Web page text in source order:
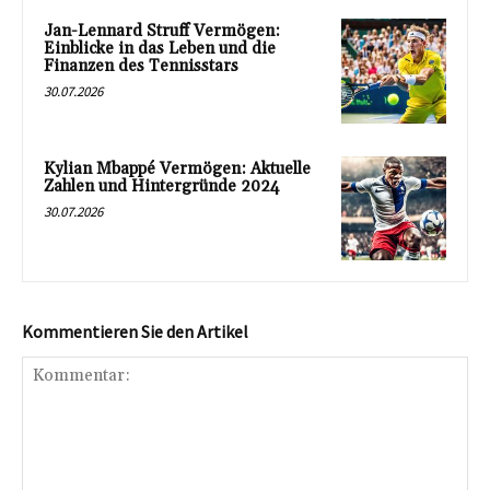
Jan-Lennard Struff Vermögen:
Einblicke in das Leben und die
Finanzen des Tennisstars
30.07.2026
Kylian Mbappé Vermögen: Aktuelle
Zahlen und Hintergründe 2024
30.07.2026
Kommentieren Sie den Artikel